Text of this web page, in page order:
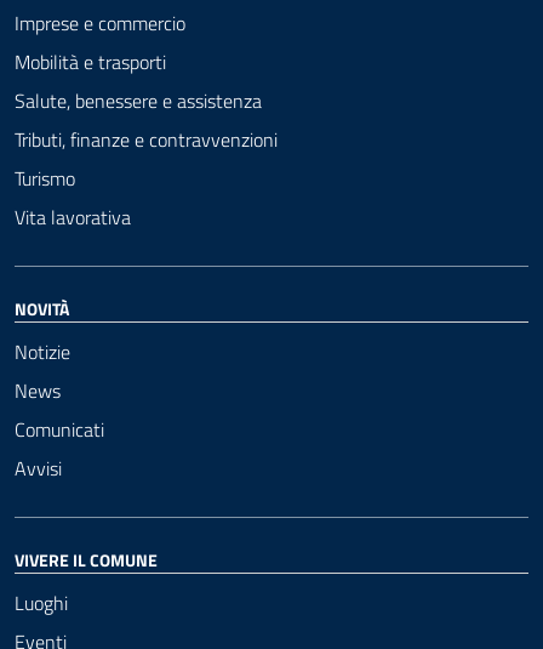
Imprese e commercio
Mobilità e trasporti
Salute, benessere e assistenza
Tributi, finanze e contravvenzioni
Turismo
Vita lavorativa
NOVITÀ
Notizie
News
Comunicati
Avvisi
VIVERE IL COMUNE
Luoghi
Eventi